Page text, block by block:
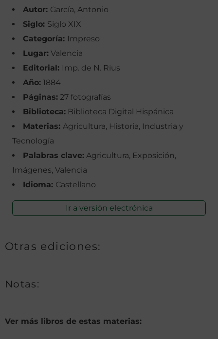
Autor: García, Antonio
Siglo: Siglo XIX
Categoría: Impreso
Lugar: Valencia
Editorial: Imp. de N. Rius
Año: 1884
Páginas: 27 fotografías
Biblioteca: Biblioteca Digital Hispánica
Materias: Agricultura, Historia, Industria y
Tecnología
Palabras clave: Agricultura, Exposición,
Imágenes, Valencia
Idioma: Castellano
Ir a versión electrónica
Otras ediciones:
Notas:
Ver más libros de estas materias: